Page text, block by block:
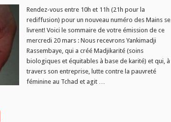
Rendez-vous entre 10h et 11h (21h pour la
rediffusion) pour un nouveau numéro des Mains se
livrent! Voici le sommaire de votre émission de ce
mercredi 20 mars : Nous recevrons Yankimadji
Rassembaye, qui a créé Madjikarité (soins
biologiques et équitables à base de karité) et qui, à
travers son entreprise, lutte contre la pauvreté
féminine au Tchad et agit …